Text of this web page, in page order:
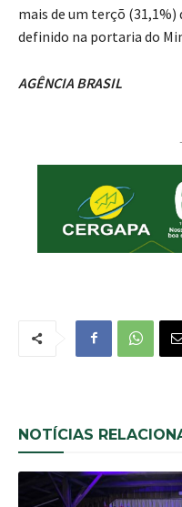
mais de um terçõ (31,1%)
definido na portaria do
AGÊNCIA BRASIL
NOTÍCIAS